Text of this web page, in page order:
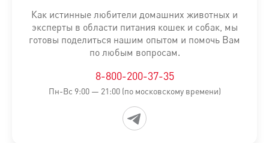
*L.I.P.: специально отобранные белки с высокой степенью
Информация об ингредиентах и нутриентном составе на
Минимальный срок назначения диетотерапии составляет
Как истинные любители домашних животных и
эксперты в области питания кошек и собак, мы
готовы поделиться нашим опытом и помочь Вам
по любым вопросам.
8-800-200-37-35
Пн-Вс 9:00 — 21:00 (по московскому времени)